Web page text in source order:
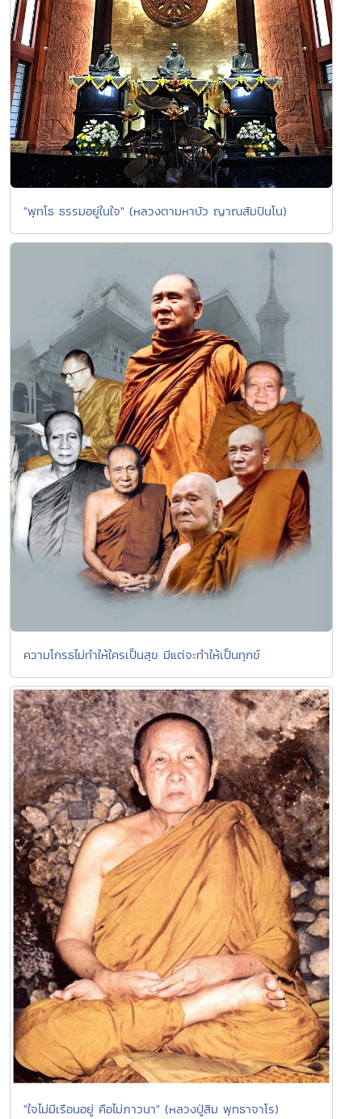
"พุทโธ ธรรมอยู่ในใจ" (หลวงตามหาบัว ญาณสัมปันโน)
ความโกรธไม่ทำให้ใครเป็นสุข มีแต่จะทำให้เป็นทุกข์
"ใจไม่มีเรือนอยู่ คือไม่ภาวนา" (หลวงปู่สิม พุทธาจาโร)